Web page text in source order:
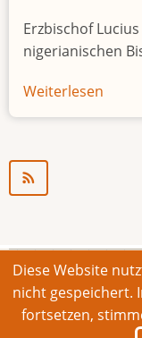
Erzbischof
nigerianischen
Weiterlesen
© 2026
Footer
Impressum
Diese Website
nicht gespeichert.
fortsetzen,